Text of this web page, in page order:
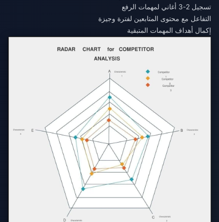
تسجيل 2-3 أغاني لمهمات الرفع
التفاعل مع محتوى المتابعين لفترة وجيزة
إكمال أهداف المهمات المتبقية